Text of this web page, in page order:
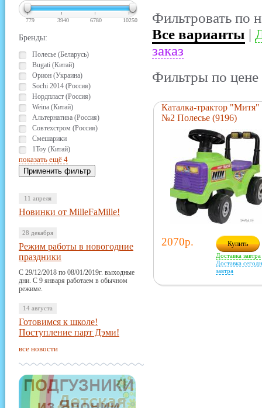
Фильтровать по
Все варианты |
заказ
Фильтры по цене
779 3940 6780 10250
Бренды:
Полесье (Беларусь)
Bugati (Китай)
Орион (Украина)
Sochi 2014 (Россия)
Нордпласт (Россия)
Weina (Китай)
Альтернатива (Россия)
Совтехстром (Россия)
Смешарики
1Toy (Китай)
показать ещё 4
11 апреля
Новинки от MilleFaMille!
28 декабря
Режим работы в новогодние
праздники
С 29/12/2018 по 08/01/2019г. выходные
дни. С 9 января работаем в обычном
режиме.
14 августа
Готовимся к школе!
Поступление парт Дэми!
все новости
Каталка-трактор "Митя"
№2 Полесье (9196)
2070р. Купить
Доставка завтра
Доставка
завтра